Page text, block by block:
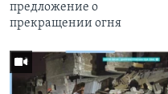
предложение о
прекращении огня